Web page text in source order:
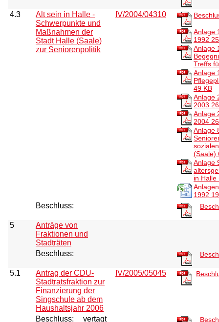
4.3
Alt sein in Halle -
Schwerpunkte und
Maßnahmen der
Stadt Halle (Saale)
zur Seniorenpolitik
IV/2004/04310
Anlage
1992
Anlage
Treffs
Anlage
49 KB
Anlage
2003
Anlage
2004
Anlage
(Saale)
Anlage
in
1992
Beschluss:
5
Anträge von
Fraktionen und
Stadträten
Beschluss:
5.1
Antrag der CDU-
Stadtratsfraktion zur
Finanzierung der
Singschule ab dem
Haushaltsjahr 2006
IV/2005/05045
Beschluss: vertagt